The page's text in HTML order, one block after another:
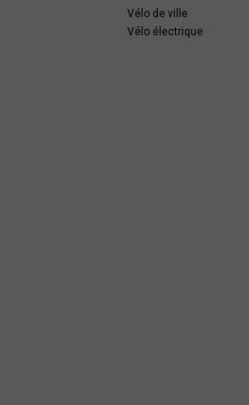
Vélo de ville
Vélo électrique